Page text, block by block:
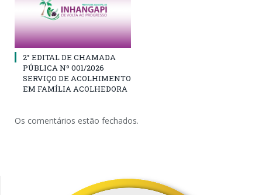
2° EDITAL DE CHAMADA
PÚBLICA Nº 001/2026
SERVIÇO DE ACOLHIMENTO
EM FAMÍLIA ACOLHEDORA
Os comentários estão fechados.